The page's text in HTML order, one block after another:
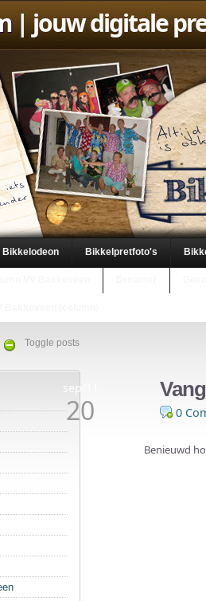
| jouw digitale
Bikkelodeon Bikkelpretfoto's
Toggle posts
sep/11
20 0
Benieuwd